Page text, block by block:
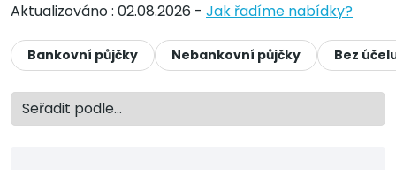
Aktualizováno : 02.08.2026 - Jak řadíme nabídky?
Bankovní půjčky Nebankovní půjčky Bez